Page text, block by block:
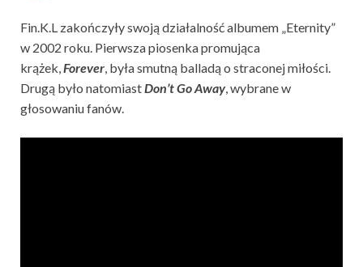
Fin.K.L zakończyły swoją działalność albumem „Eternity”
w 2002 roku. Pierwsza piosenka promująca
krążek,Forever, była smutną balladą o straconej miłości.
Drugą było natomiastDon’t Go Away, wybrane w
głosowaniu fanów.